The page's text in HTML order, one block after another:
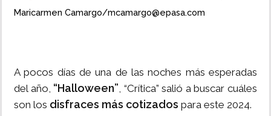
Maricarmen Camargo/mcamargo@epasa.com
A pocos días de una de las noches más esperadas
del año, “Halloween”, “Crítica” salió a buscar cuáles
son los disfraces más cotizados para este 2024.